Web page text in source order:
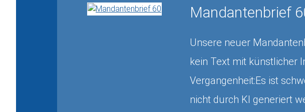
Mandantenbrief
Unsere neuer
kein Text mit künstlicher
Vergangenheit:Es ist
nicht durch KI generiert